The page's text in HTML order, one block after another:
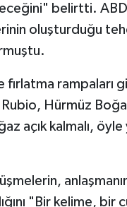
belirtti.
oluşturduğu
fırlatma rampaları
Hürmüz
açık kalmalı, öyle
"Bir kelime, bir